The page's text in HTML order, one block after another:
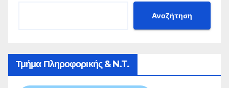
Αναζήτηση
Τμήμα Πληροφορικής & N.T.